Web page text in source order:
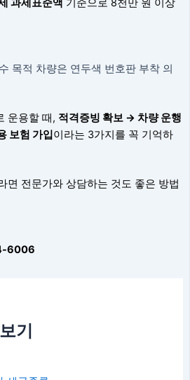
과세표준액 기준으로 8천만 원 이상
목적 차량은 연두색 번호판 부착 의
운용할 때, 적격증빙 확보 → 차량 운행
보험 가입이라는 3가지를 꼭 기억하
면 전문가와 상담하는 것도 좋은 방법
6006
기